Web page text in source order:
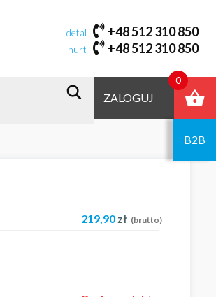
detal +48 512 310 850
hurt +48 512 310 850
ZALOGUJ
B2B
219,90 zł (brutto)
0